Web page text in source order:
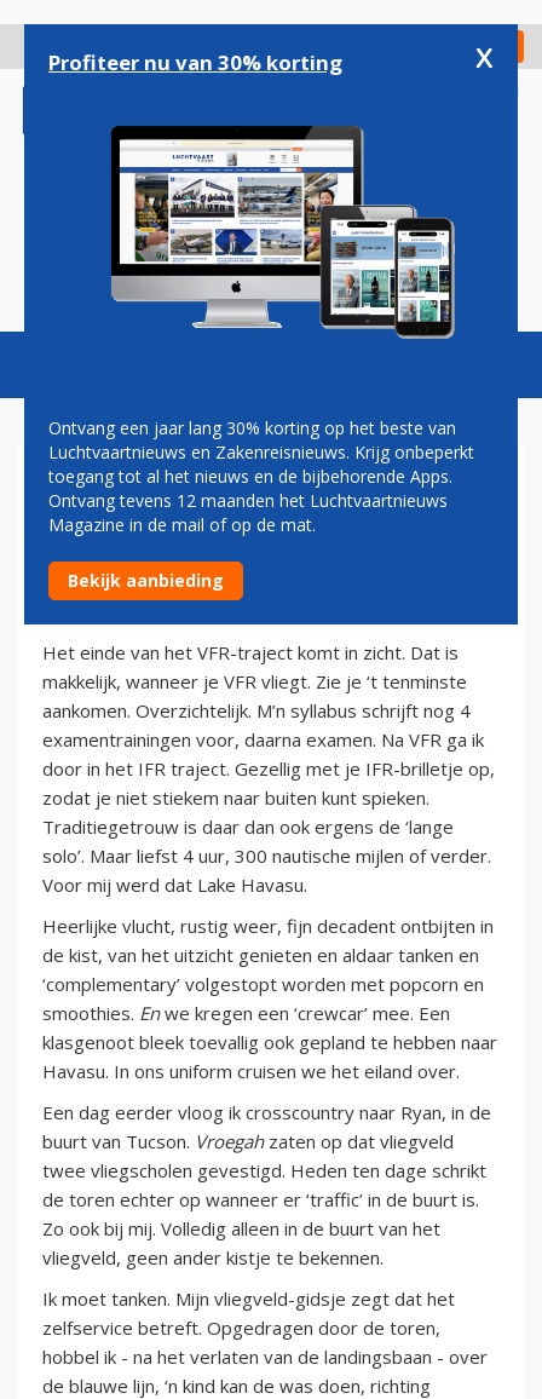
gaan
Check in
Magazine Podcasts Vacatures
CHRISTA KLOOSMAN:
REDDER IN NOOD
6 april 2011
Het einde van het VFR-traject komt in zicht. Dat is
makkelijk, wanneer je VFR vliegt. Zie je ‘t tenminste
aankomen. Overzichtelijk. M’n syllabus schrijft nog 4
examentrainingen voor, daarna examen. Na VFR ga ik
door in het IFR traject. Gezellig met je IFR-brilletje op,
zodat je niet stiekem naar buiten kunt spieken.
Traditiegetrouw is daar dan ook ergens de ‘lange
solo’. Maar liefst 4 uur, 300 nautische mijlen of verder.
Voor mij werd dat Lake Havasu.
Heerlijke vlucht, rustig weer, fijn decadent ontbijten in
de kist, van het uitzicht genieten en aldaar tanken en
‘complementary’ volgestopt worden met popcorn en
smoothies. Enwe kregen een ‘crewcar’ mee. Een
klasgenoot bleek toevallig ook gepland te hebben naar
Havasu. In ons uniform cruisen we het eiland over.
Een dag eerder vloog ik crosscountry naar Ryan, in de
buurt van Tucson. Vroegahzaten op dat vliegveld
twee vliegscholen gevestigd. Heden ten dage schrikt
de toren echter op wanneer er ‘traffic’ in de buurt is.
Zo ook bij mij. Volledig alleen in de buurt van het
vliegveld, geen ander kistje te bekennen.
Ik moet tanken. Mijn vliegveld-gidsje zegt dat het
zelfservice betreft. Opgedragen door de toren,
hobbel ik - na het verlaten van de landingsbaan - over
de blauwe lijn, ‘n kind kan de was doen, richting
Profiteer nu van 30% korting x
Ontvang een jaar lang 30% korting op het beste van
Luchtvaartnieuws en Zakenreisnieuws. Krijg onbeperkt
toegang tot al het nieuws en de bijbehorende Apps.
Ontvang tevens 12 maanden het Luchtvaartnieuws
Magazine in de mail of op de mat.
Bekijk aanbieding